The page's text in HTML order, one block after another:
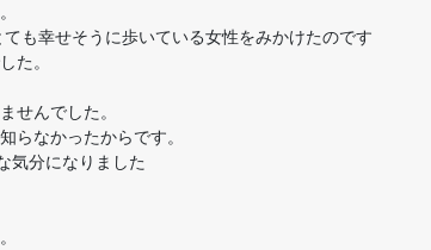
も幸せそうに歩いている女性をみかけたのです
た。
せんでした。
らなかったからです。
気分になりました